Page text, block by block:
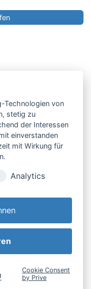
Technologien von
stetig zu
der Interessen
einverstanden
mit Wirkung für
Analytics
Cookie Consent
by Prive